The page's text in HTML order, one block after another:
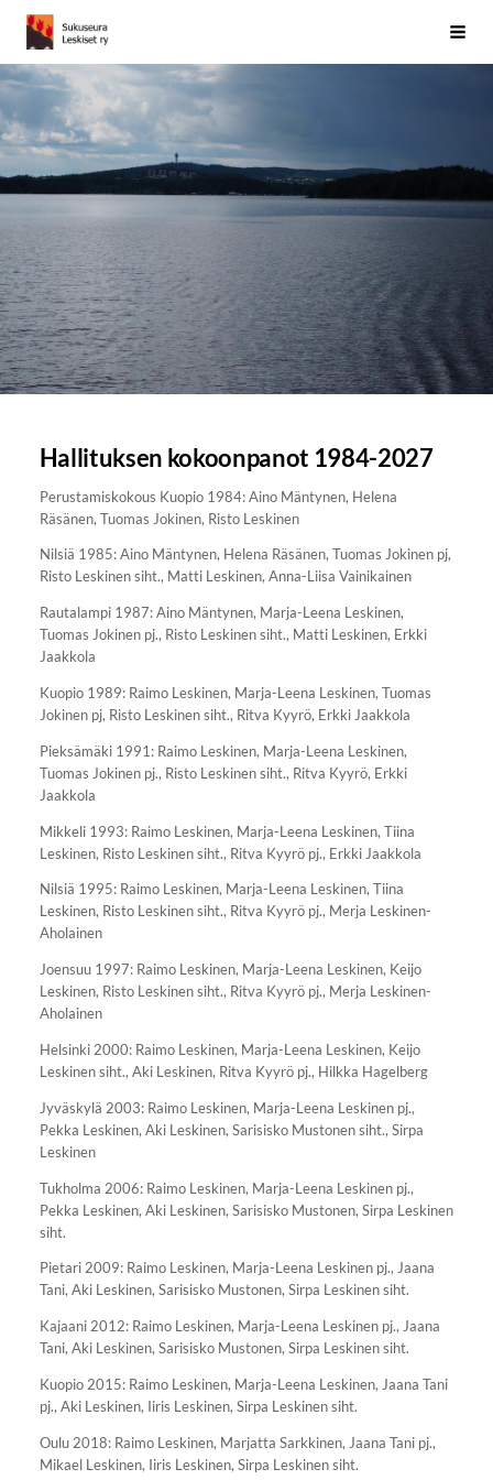
Siirry
sivun
sisältöön
Sukuseura Leskiset ry
Hallituksen kokoonpanot 1984-2027
Perustamiskokous Kuopio 1984: Aino Mäntynen, Helena
Räsänen, Tuomas Jokinen, Risto Leskinen
Nilsiä 1985: Aino Mäntynen, Helena Räsänen, Tuomas Jokinen pj,
Risto Leskinen siht., Matti Leskinen, Anna-Liisa Vainikainen
Rautalampi 1987: Aino Mäntynen, Marja-Leena Leskinen,
Tuomas Jokinen pj., Risto Leskinen siht., Matti Leskinen, Erkki
Jaakkola
Kuopio 1989: Raimo Leskinen, Marja-Leena Leskinen, Tuomas
Jokinen pj, Risto Leskinen siht., Ritva Kyyrö, Erkki Jaakkola
Pieksämäki 1991: Raimo Leskinen, Marja-Leena Leskinen,
Tuomas Jokinen pj., Risto Leskinen siht., Ritva Kyyrö, Erkki
Jaakkola
Mikkeli 1993: Raimo Leskinen, Marja-Leena Leskinen, Tiina
Leskinen, Risto Leskinen siht., Ritva Kyyrö pj., Erkki Jaakkola
Nilsiä 1995: Raimo Leskinen, Marja-Leena Leskinen, Tiina
Leskinen, Risto Leskinen siht., Ritva Kyyrö pj., Merja Leskinen-
Aholainen
Joensuu 1997: Raimo Leskinen, Marja-Leena Leskinen, Keijo
Leskinen, Risto Leskinen siht., Ritva Kyyrö pj., Merja Leskinen-
Aholainen
Helsinki 2000: Raimo Leskinen, Marja-Leena Leskinen, Keijo
Leskinen siht., Aki Leskinen, Ritva Kyyrö pj., Hilkka Hagelberg
Jyväskylä 2003: Raimo Leskinen, Marja-Leena Leskinen pj.,
Pekka Leskinen, Aki Leskinen, Sarisisko Mustonen siht., Sirpa
Leskinen
Tukholma 2006: Raimo Leskinen, Marja-Leena Leskinen pj.,
Pekka Leskinen, Aki Leskinen, Sarisisko Mustonen, Sirpa Leskinen
siht.
Pietari 2009: Raimo Leskinen, Marja-Leena Leskinen pj., Jaana
Tani, Aki Leskinen, Sarisisko Mustonen, Sirpa Leskinen siht.
Kajaani 2012: Raimo Leskinen, Marja-Leena Leskinen pj., Jaana
Tani, Aki Leskinen, Sarisisko Mustonen, Sirpa Leskinen siht.
Kuopio 2015: Raimo Leskinen, Marja-Leena Leskinen, Jaana Tani
pj., Aki Leskinen, Iiris Leskinen, Sirpa Leskinen siht.
Oulu 2018: Raimo Leskinen, Marjatta Sarkkinen, Jaana Tani pj.,
Mikael Leskinen, Iiris Leskinen, Sirpa Leskinen siht.